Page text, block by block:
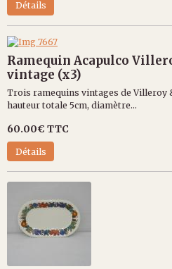
Détails
Ramequin Acapulco
vintage (x3)
Trois ramequins vintages de Villeroy
hauteur totale 5cm, diamètre...
60.00€ TTC
Détails